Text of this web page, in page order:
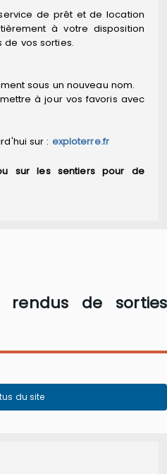
de prêt et de location
à votre disposition
de vos sorties.
sous un nouveau nom.
à jour vos favoris avec
sur : exploterre.fr
sur les sentiers pour de
de sorties
du site